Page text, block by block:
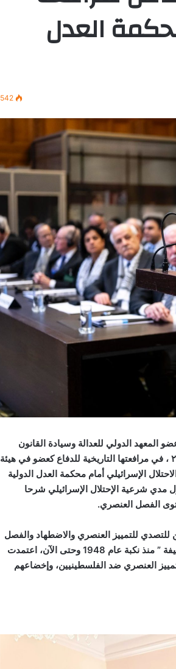
العدل
542
المعهد الدولي للعدالة وسيادة القانون
والحائزة علي جائزة جوستينا ” العدالة” لأبرز قانونية في العالم عام ٢٠٢٣ ، في مرافعتها التاريخية للدفاع كعضو في هيئة
الإسرائيلي أمام محكمة العدل الدولية
شرعية الإحتلال الإسرائيلي شرحا
الفصل العنصري.
للتمييز العنصري والاضطهاد والفصل
العنصري الذي تمارسه إسرائيل ضد كافة أبناء الشعب الفلسطيني ، مضيفة ” منذ نكبة عام 1948 وحتى الآن، اعتمدت
العنصري ضد الفلسطينيين، وإخضاعهم